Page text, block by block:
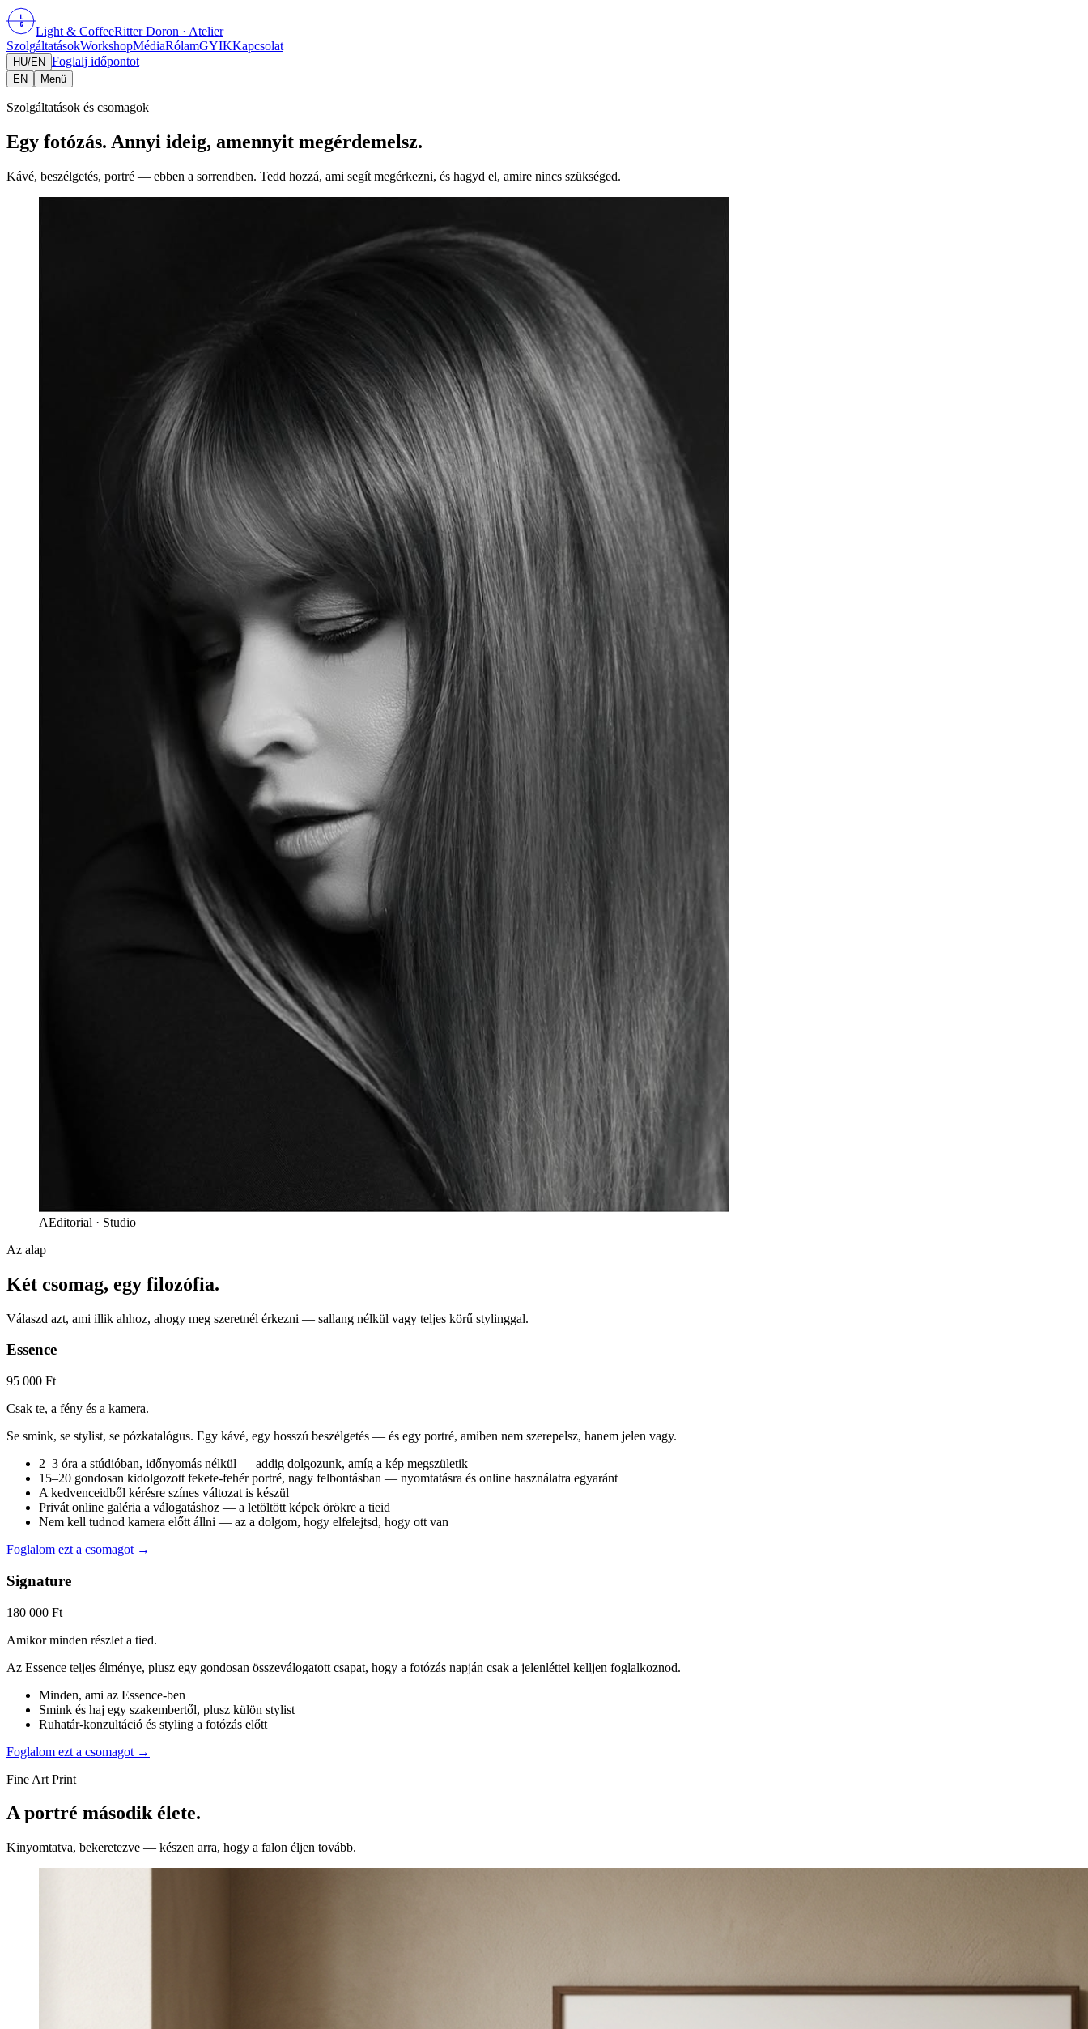
L
C
Light & CoffeeRitter Doron · Atelier
SzolgáltatásokWorkshopMédiaRólamGYIKKapcsolat
HU/EN Foglalj időpontot
EN Menü
Szolgáltatások és csomagok
Egy fotózás. Annyi ideig, amennyit megérdemelsz.
Kávé, beszélgetés, portré — ebben a sorrendben. Tedd hozzá, ami segít megérkezni, és hagyd el, amire nincs szükséged.
AEditorial · Studio
Az alap
Két csomag, egy filozófia.
Válaszd azt, ami illik ahhoz, ahogy meg szeretnél érkezni — sallang nélkül vagy teljes körű stylinggal.
Essence
95 000 Ft
Csak te, a fény és a kamera.
Se smink, se stylist, se pózkatalógus. Egy kávé, egy hosszú beszélgetés — és egy portré, amiben nem szerepelsz, hanem jelen vagy.
2–3 óra a stúdióban, időnyomás nélkül — addig dolgozunk, amíg a kép megszületik
15–20 gondosan kidolgozott fekete-fehér portré, nagy felbontásban — nyomtatásra és online használatra egyaránt
A kedvenceidből kérésre színes változat is készül
Privát online galéria a válogatáshoz — a letöltött képek örökre a tieid
Nem kell tudnod kamera előtt állni — az a dolgom, hogy elfelejtsd, hogy ott van
Foglalom ezt a csomagot →
Signature
180 000 Ft
Amikor minden részlet a tied.
Az Essence teljes élménye, plusz egy gondosan összeválogatott csapat, hogy a fotózás napján csak a jelenléttel kelljen foglalkoznod.
Minden, ami az Essence-ben
Smink és haj egy szakembertől, plusz külön stylist
Ruhatár-konzultáció és styling a fotózás előtt
Foglalom ezt a csomagot →
Fine Art Print
A portré második élete.
Kinyomtatva, bekeretezve — készen arra, hogy a falon éljen tovább.